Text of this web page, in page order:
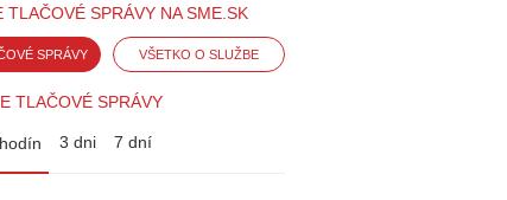
TLAČOVÉ SPRÁVY NA SME.SK
SPRÁVY VŠETKO O SLUŽBE
TLAČOVÉ SPRÁVY
3 dni 7 dní